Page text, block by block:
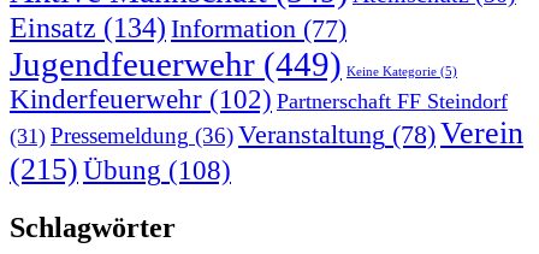
Einsatz (134) Information (77)
Jugendfeuerwehr (449) Keine Kategorie (5)
Kinderfeuerwehr (102) Partnerschaft FF Steindorf
(31) Pressemeldung (36)Veranstaltung (78)Verein
(215)Übung (108)
Schlagwörter